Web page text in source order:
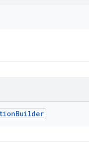
Builder